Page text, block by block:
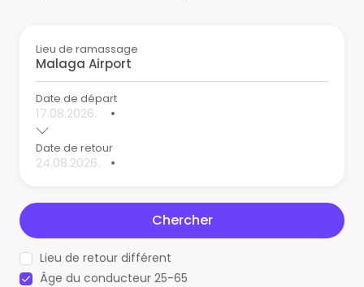
Lieu de ramassage
Date de départ
•
Date de retour
•
Chercher
Lieu de retour différent
Âge du conducteur 25-65